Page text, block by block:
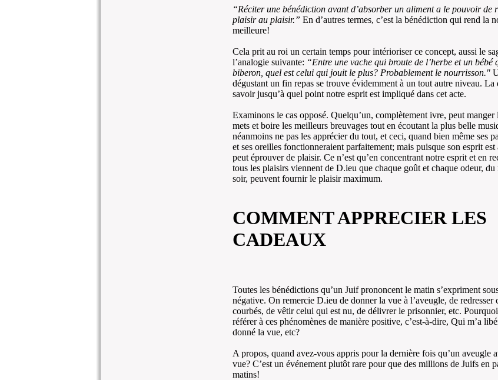
“Réciter une bénédiction avant d’absorber un aliment a le pouvoir de
plaisir au plaisir.” En d’autres termes, c’est la bénédiction qui rend la
meilleure!
Cela prit au roi un certain temps pour intérioriser ce concept, aussi le
l’analogie suivante: “Entre une vache qui broute de l’herbe et un bébé
biberon, quel est celui qui jouit le plus? Probablement le nourrisson."
dégustant un fin repas se trouve évidemment à un tout autre niveau. La
savoir jusqu’à quel point notre esprit est impliqué dans cet acte.
Examinons le cas opposé. Quelqu’un, complètement ivre, peut manger
mets et boire les meilleurs breuvages tout en écoutant la plus belle
néanmoins ne pas les apprécier du tout, et ceci, quand bien même ses
et ses oreilles fonctionneraient parfaitement; mais puisque son esprit est
peut éprouver de plaisir. Ce n’est qu’en concentrant notre esprit et en
tous les plaisirs viennent de D.ieu que chaque goût et chaque odeur, du
soir, peuvent fournir le plaisir maximum.
COMMENT APPRECIER LES
CADEAUX
Toutes les bénédictions qu’un Juif prononcent le matin s’expriment
négative. On remercie D.ieu de donner la vue à l’aveugle, de redresser
courbés, de vêtir celui qui est nu, de délivrer le prisonnier, etc. Pourquoi
référer à ces phénomènes de manière positive, c’est-à-dire, Qui m’a
donné la vue, etc?
A propos, quand avez-vous appris pour la dernière fois qu’un aveugle
vue? C’est un événement plutôt rare pour que des millions de Juifs en
matins!